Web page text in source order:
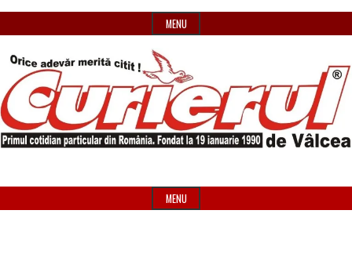
to
MENU
Curierul
Header
Widget
MENU